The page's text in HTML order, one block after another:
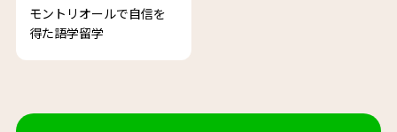
モントリオールで自信を
得た語学留学